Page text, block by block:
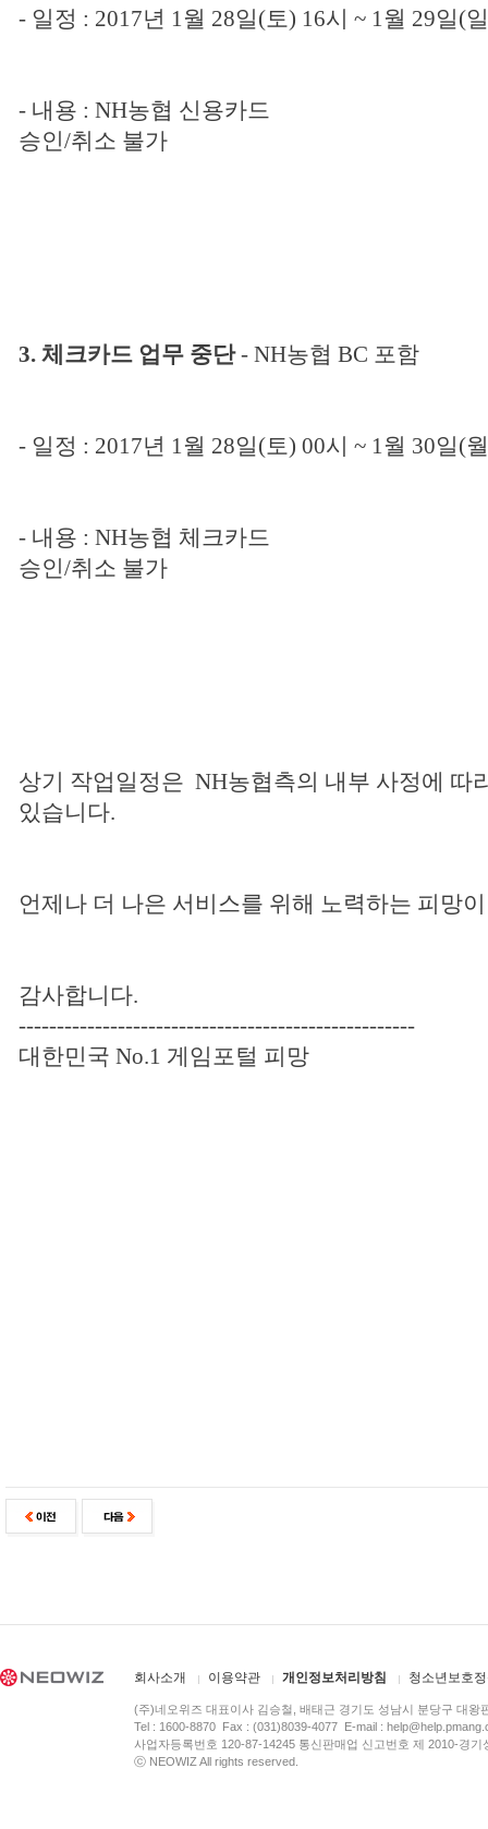
- 일정 : 2017년 1월 28일(토) 16시 ~ 1월 29일(일
- 내용 : NH농협 신용카드
승인/취소 불가
3. 체크카드 업무 중단- NH농협 BC 포함
- 일정 : 2017년 1월 28일(토) 00시 ~ 1월 30일(월
- 내용 : NH농협 체크카드
승인/취소 불가
상기 작업일정은 NH농협측의 내부 사정에 따
있습니다.
언제나 더 나은 서비스를 위해 노력하는 피망
감사합니다.
----------------------------------------------------
대한민국 No.1 게임포털 피망
회사소개 이용약관 개인정보처리방침 청소년보호
(주)네오위즈 대표이사 김승철, 배태근 경기도 성남시 분당구 대왕
Tel : 1600-8870 Fax : (031)8039-4077 E-mail :
사업자등록번호 120-87-14245 통신판매업 신고번호 제 2010-경
ⓒ NEOWIZ All rights reserved.